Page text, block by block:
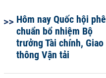
Hôm nay Quốc hội phê
chuẩn bổ nhiệm Bộ
trưởng Tài chính, Giao
thông Vận tải